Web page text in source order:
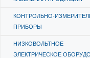
КОНТРОЛЬНО-
ПРИБОРЫ
НИЗКОВОЛЬТНОЕ
ЭЛЕКТРИЧЕСКОЕ